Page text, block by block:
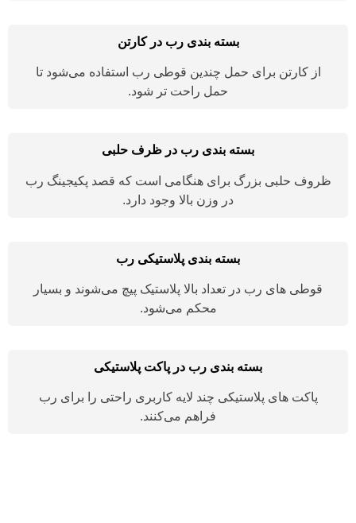
بسته بندی رب در کارتن
از کارتن برای حمل چندین قوطی رب استفاده می‌شود تا
حمل راحت تر شود.
بسته بندی رب در ظرف حلبی
ظروف حلبی بزرگ برای هنگامی است که قصد پکیجینگ رب
در وزن بالا وجود دارد.
بسته بندی پلاستیکی رب
قوطی های رب در تعداد بالا پلاستیک پیچ می‌شوند و بسیار
محکم می‌شود.
بسته بندی رب در پاکت پلاستیکی
پاکت های پلاستیکی چند لایه کاربری راحتی را برای رب
فراهم می‌کنند.